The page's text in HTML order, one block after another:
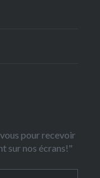
pour recevoir
sur nos écrans!"